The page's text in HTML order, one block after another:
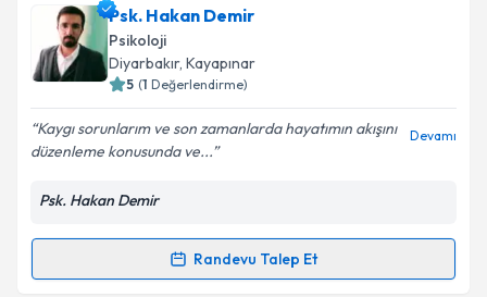
Takvim Talebini Gönder
Psk. Dan. İrem Kağanarslan
talebi oluşturun. Size bu uzmandan randevu almanız
için bir takvim hazırlandığında e-posta ile
bilgilendireceğiz.
E-posta Adresiniz
'ni okudum ve kişisel verilerimin belirtilen
kapsamda işlenmesini kabul ediyorum.
Psk. Hakan Demir
Psikoloji
Diyarbakır, Kayapınar
5 (1 Değerlendirme)
Kaygı sorunlarım ve son zamanlarda hayatımın akışını
düzenleme konusunda ve...
Devamı
Psk. Hakan Demir
Randevu Talep Et
Randevu Takvimi Talebi